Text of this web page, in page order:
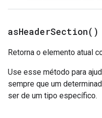
asHeaderSection( )
Retorna o elemento atual
Use esse método para
sempre que um
ser de um tipo específico.